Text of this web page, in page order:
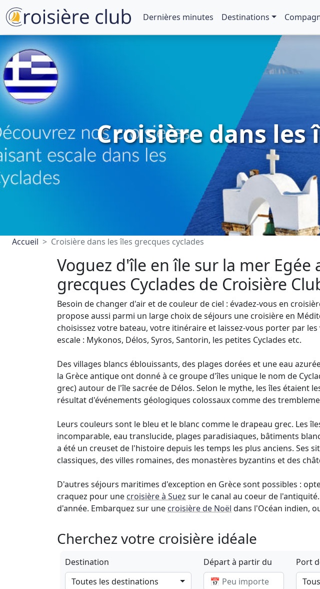
Dernières minutes Destinations
Croisière dans les
Accueil Croisière dans les îles grecques cyclades
Voguez d'île en île sur la mer Egée
grecques Cyclades de Croisière
Besoin de changer d'air et de couleur de ciel : évadez-vous en
propose aussi parmi un large choix de séjours une croisière en
choisissez votre bateau, votre itinéraire et laissez-vous porter par
escale : Mykonos, Délos, Syros, Santorin, les petites Cyclades etc.
Des villages blancs éblouissants, des plages dorées et une eau
la Grèce antique ont donné à ce groupe d'îles unique le nom de
grec) autour de l'île sacrée de Délos. Selon le mythe, les îles étaient
résultat d'événements géologiques colossaux comme des
Leurs couleurs sont le bleu et le blanc comme le drapeau grec. Les
incomparable, eau translucide, plages paradisiaques, bâtiments
a été un creuset de l'histoire depuis les temps les plus anciens. Ses
classiques, des villes romaines, des monastères byzantins et des
D'autres séjours maritimes d'exception en Grèce sont possibles :
craquez pour une croisière à Suez sur le canal au coeur de
d'année. Embarquez sur une croisière de Noël dans l'Océan indien,
Cherchez votre croisière idéale
Destination
Toutes les destinations
Départ à partir du
Port